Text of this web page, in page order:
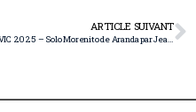
ARTICLE SUIVANT
VIC 2025 – Solo Morenito de Aranda par Jean-Yves BLOUIN